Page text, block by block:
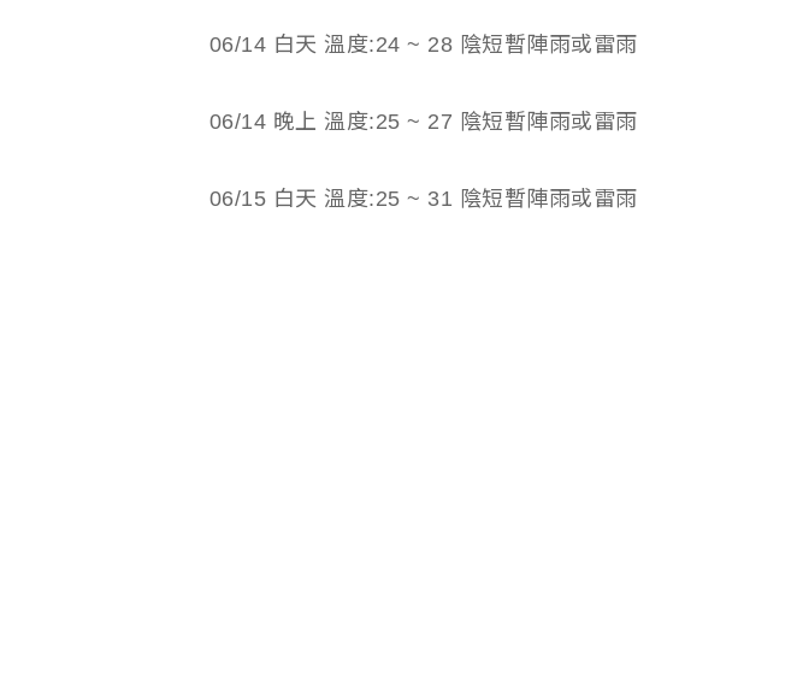
06/14 白天 溫度:24 ~ 28 陰短暫陣雨或雷雨
06/14 晚上 溫度:25 ~ 27 陰短暫陣雨或雷雨
06/15 白天 溫度:25 ~ 31 陰短暫陣雨或雷雨